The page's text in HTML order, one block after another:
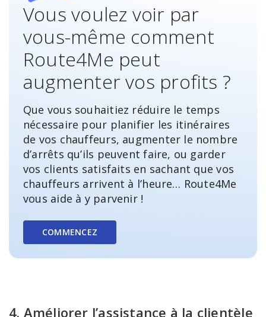
Vous voulez voir par
vous-même comment
Route4Me peut
augmenter vos profits ?
Que vous souhaitiez réduire le temps
nécessaire pour planifier les itinéraires
de vos chauffeurs, augmenter le nombre
d’arrêts qu’ils peuvent faire, ou garder
vos clients satisfaits en sachant que vos
chauffeurs arrivent à l’heure… Route4Me
vous aide à y parvenir !
COMMENCEZ
4. Améliorer l’assistance à la clientèle